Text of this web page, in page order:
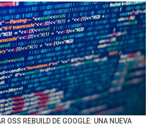
OSS REBUILD DE GOOGLE: UNA NUEVA